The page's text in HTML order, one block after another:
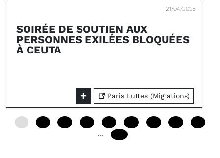
21/04/2026
SOIRÉE DE SOUTIEN AUX
PERSONNES EXILÉES BLOQUÉES
À CEUTA
Paris Luttes (Migrations)
...